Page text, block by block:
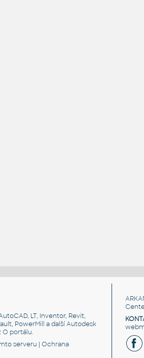
LT, Inventor, Revit,
PowerMill a další Autodesk
O portálu.
serveru |Ochrana